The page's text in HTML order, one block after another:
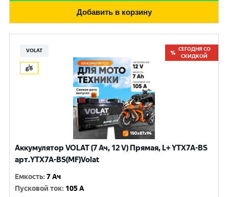
Добавить в корзину
VOLAT
СЕГОДНЯ СО
СКИДКОЙ
Аккумулятор VOLAT (7 Ач, 12 V) Прямая, L+ YTX7A-BS
арт.YTX7A-BS(MF)Volat
Емкость:7 Ач
Пусковой ток: 105 A